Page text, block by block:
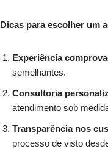
Dicas para escolher um
Experiência
semelhantes.
Consultoria
atendimento sob
Transparência nos
processo de visto